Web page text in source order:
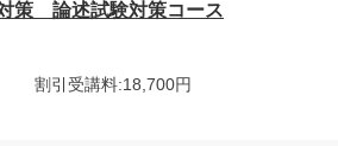
策 論述試験対策コース
割引受講料:18,700円